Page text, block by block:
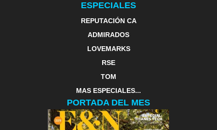
ESPECIALES
REPUTACIÓN CA
ADMIRADOS
LOVEMARKS
RSE
TOM
MAS ESPECIALES...
PORTADA DEL MES